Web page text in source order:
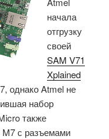
начала
отгрузку
своей
SAM V71
Xplained
однако Atmel не
набор
также
с разъемами